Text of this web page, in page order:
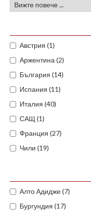
Австрия (1)
Аржентина (2)
България (14)
Испания (11)
Италия (40)
САЩ (1)
Франция (27)
Чили (19)
Алто Адидже (7)
Бургундия (17)